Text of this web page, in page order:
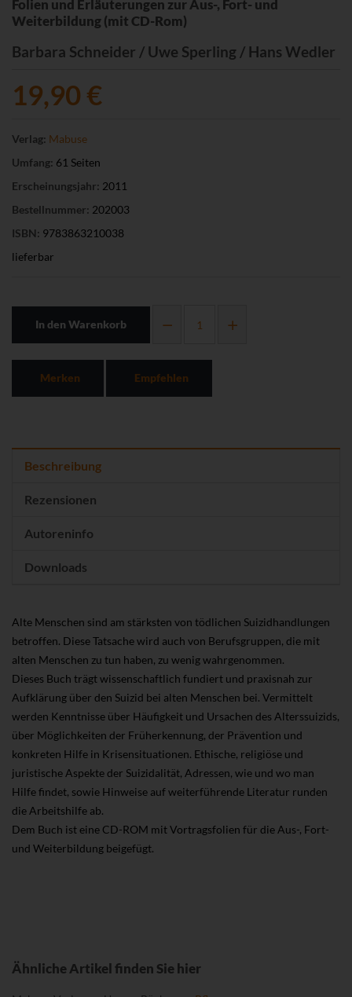
Folien und Erläuterungen zur Aus-, Fort- und
Weiterbildung (mit CD-Rom)
Barbara Schneider / Uwe Sperling / Hans Wedler
19,90 €
Verlag: Mabuse
Umfang: 61 Seiten
Erscheinungsjahr: 2011
Bestellnummer: 202003
ISBN: 9783863210038
lieferbar
In den Warenkorb
Merken Empfehlen
Beschreibung
Rezensionen
Autoreninfo
Downloads
Alte Menschen sind am stärksten von tödlichen Suizidhandlungen
betroffen. Diese Tatsache wird auch von Berufsgruppen, die mit
alten Menschen zu tun haben, zu wenig wahrgenommen.
Dieses Buch trägt wissenschaftlich fundiert und praxisnah zur
Aufklärung über den Suizid bei alten Menschen bei. Vermittelt
werden Kenntnisse über Häufigkeit und Ursachen des Alterssuizids,
über Möglichkeiten der Früherkennung, der Prävention und
konkreten Hilfe in Krisensituationen. Ethische, religiöse und
juristische Aspekte der Suizidalität, Adressen, wie und wo man
Hilfe findet, sowie Hinweise auf weiterführende Literatur runden
die Arbeitshilfe ab.
Dem Buch ist eine CD-ROM mit Vortragsfolien für die Aus-, Fort-
und Weiterbildung beigefügt.
Ähnliche Artikel finden Sie hier